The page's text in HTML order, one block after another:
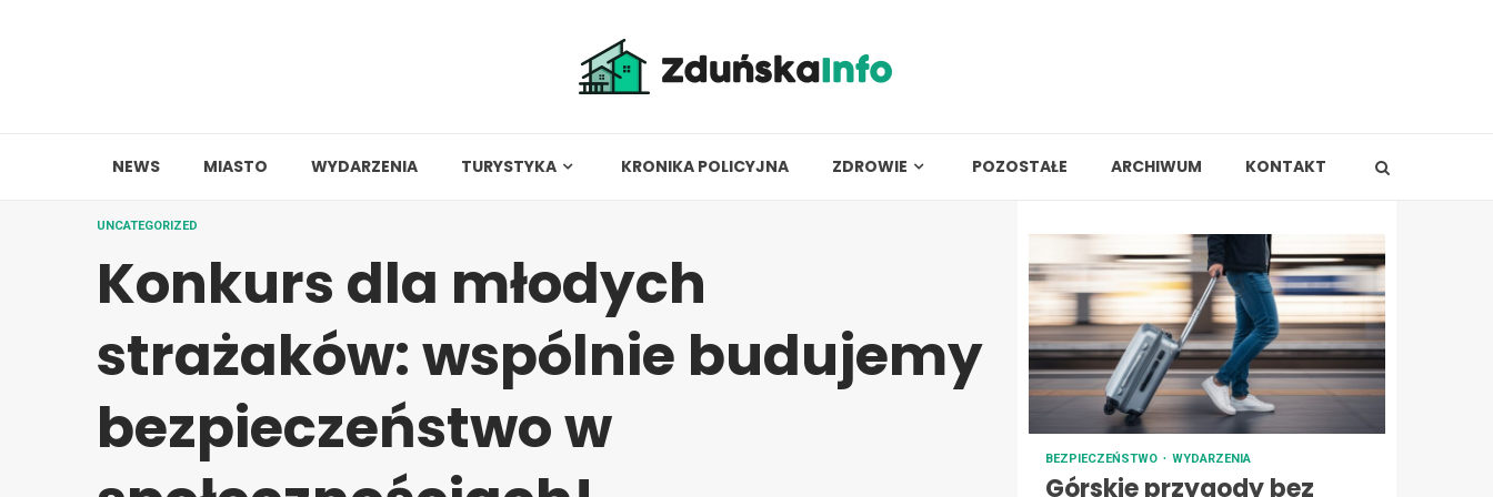
NEWS MIASTO WYDARZENIA TURYSTYKA KRONIKA POLICYJNA ZDROWIE POZOSTAŁE ARCHIWUM KONTAKT
UNCATEGORIZED
Konkurs dla młodych
strażaków: wspólnie budujemy
bezpieczeństwo w
BEZPIECZEŃSTWO WYDARZENIA
Górskie przygody bez